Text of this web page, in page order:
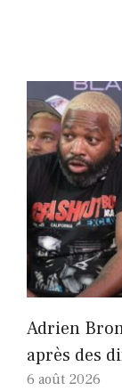
Adrien
après des
6 août 2026